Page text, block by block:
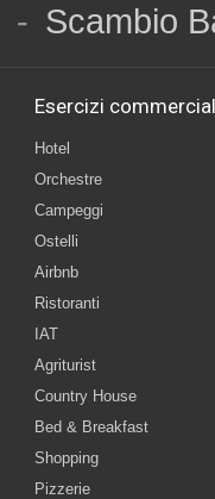
- Scambio
Esercizi
Hotel
Orchestre
Campeggi
Ostelli
Airbnb
Ristoranti
IAT
Agriturist
Country House
Bed & Breakfast
Shopping
Pizzerie